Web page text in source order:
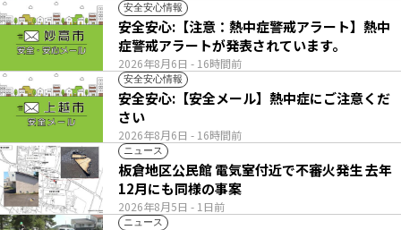
安全安心情報
2026年8月6日 - 16時間前
安全安心:【注意：熱中症警戒アラート】熱中
症警戒アラートが発表されています。
安全安心情報
2026年8月6日 - 16時間前
安全安心:【安全メール】熱中症にご注意くだ
さい
ニュース
2026年8月5日 - 1日前
板倉地区公民館 電気室付近で不審火発生 去年
12月にも同様の事案
ニュース